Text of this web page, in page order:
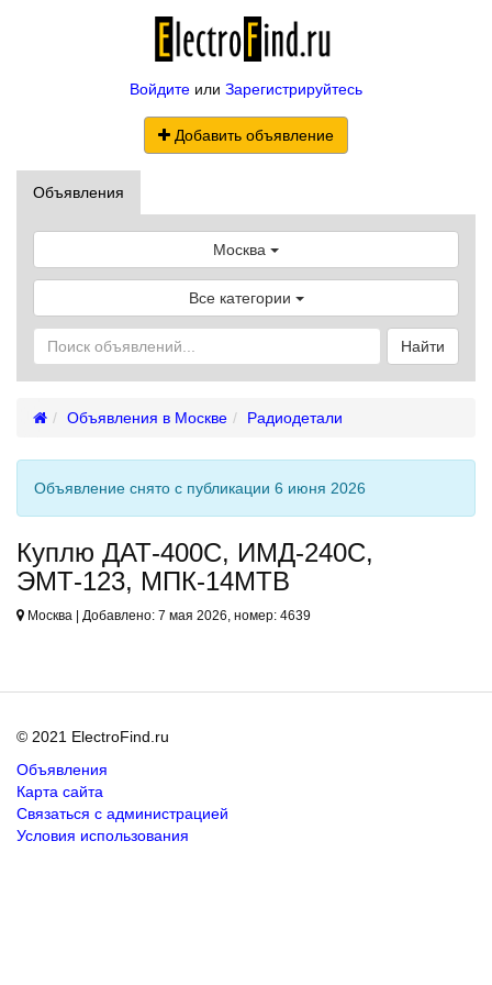
Войдите или Зарегистрируйтесь
Добавить объявление
Объявления
Москва
Все категории
Найти
Объявления в Москве Радиодетали
Объявление снято с публикации 6 июня 2026
Куплю ДАТ-400С, ИМД-240С,
ЭМТ-123, МПК-14МТВ
Москва | Добавлено: 7 мая 2026, номер: 4639
© 2021 ElectroFind.ru
Объявления
Карта сайта
Связаться с администрацией
Условия использования